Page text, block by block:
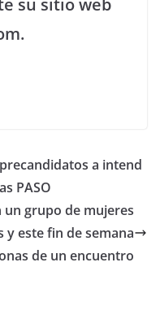
su sitio web
a intend
PASO
un grupo de mujeres
y este fin de semana
de un encuentro